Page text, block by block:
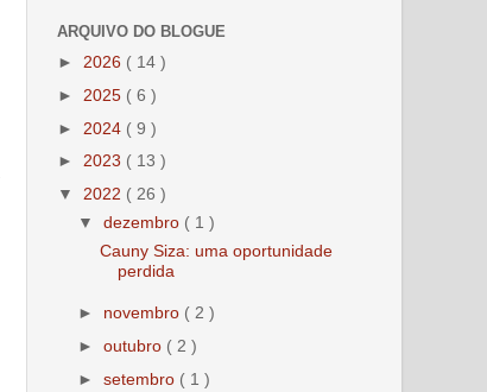
ARQUIVO DO BLOGUE
► 2026 ( 14 )
► 2025 ( 6 )
► 2024 ( 9 )
► 2023 ( 13 )
▼ 2022 ( 26 )
▼dezembro ( 1 )
Cauny Siza: uma oportunidade
perdida
► novembro ( 2 )
►outubro ( 2 )
►setembro ( 1 )